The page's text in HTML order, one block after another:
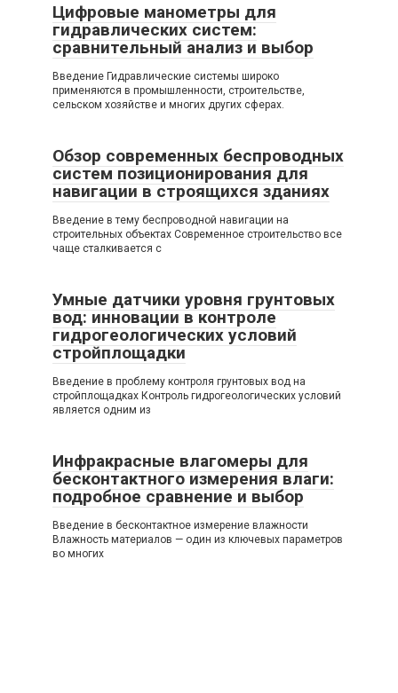
Цифровые манометры для
гидравлических систем:
сравнительный анализ и выбор
Введение Гидравлические системы широко
применяются в промышленности, строительстве,
сельском хозяйстве и многих других сферах.
Обзор современных беспроводных
систем позиционирования для
навигации в строящихся зданиях
Введение в тему беспроводной навигации на
строительных объектах Современное строительство все
чаще сталкивается с
Умные датчики уровня грунтовых
вод: инновации в контроле
гидрогеологических условий
стройплощадки
Введение в проблему контроля грунтовых вод на
стройплощадках Контроль гидрогеологических условий
является одним из
Инфракрасные влагомеры для
бесконтактного измерения влаги:
подробное сравнение и выбор
Введение в бесконтактное измерение влажности
Влажность материалов — один из ключевых параметров
во многих